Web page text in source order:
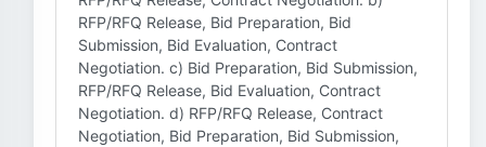
RFP/RFQ Release, Bid Preparation, Bid
Submission, Bid Evaluation, Contract
Negotiation. c) Bid Preparation, Bid Submission,
RFP/RFQ Release, Bid Evaluation, Contract
Negotiation. d) RFP/RFQ Release, Contract
Negotiation, Bid Preparation, Bid Submission,